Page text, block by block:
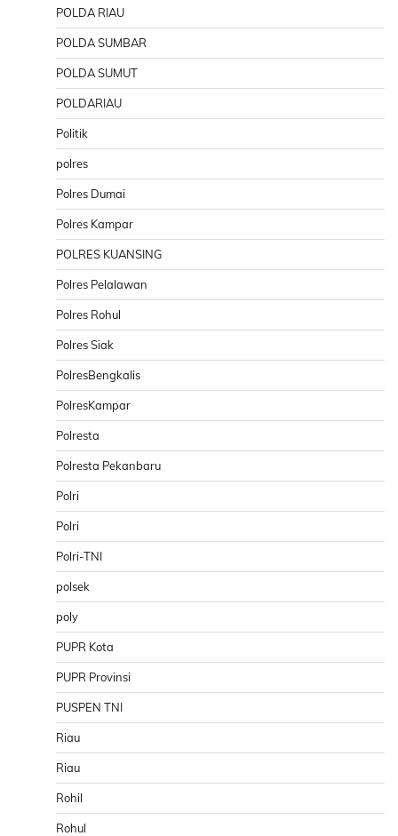
POLDA RIAU
POLDA SUMBAR
POLDA SUMUT
POLDARIAU
Politik
polres
Polres Dumai
Polres Kampar
POLRES KUANSING
Polres Pelalawan
Polres Rohul
Polres Siak
PolresBengkalis
PolresKampar
Polresta
Polresta Pekanbaru
Polri
Polri
Polri-TNI
polsek
poly
PUPR Kota
PUPR Provinsi
PUSPEN TNI
Riau
Riau
Rohil
Rohul